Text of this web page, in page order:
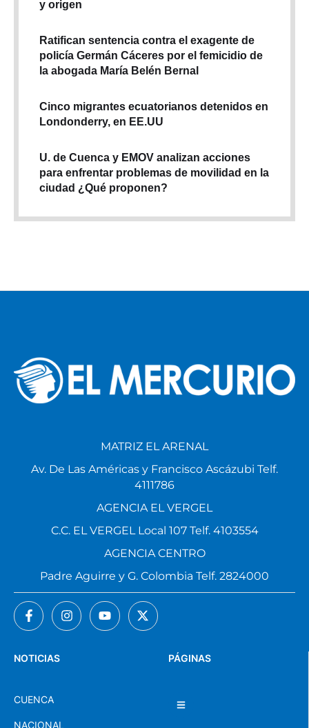
y origen
Ratifican sentencia contra el exagente de
policía Germán Cáceres por el femicidio de
la abogada María Belén Bernal
Cinco migrantes ecuatorianos detenidos en
Londonderry, en EE.UU
U. de Cuenca y EMOV analizan acciones
para enfrentar problemas de movilidad en la
ciudad ¿Qué proponen?
PÁGINAS
NOTICIAS
CUENCA
NACIONAL
MATRIZ EL ARENAL
Av. De Las Américas y Francisco Ascázubi Telf.
4111786
AGENCIA EL VERGEL
C.C. EL VERGEL Local 107 Telf. 4103554
AGENCIA CENTRO
Padre Aguirre y G. Colombia Telf. 2824000